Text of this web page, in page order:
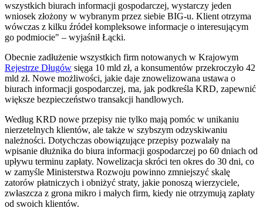
wszystkich biurach informacji gospodarczej, wystarczy jeden
wniosek złożony w wybranym przez siebie BIG-u. Klient otrzyma
wówczas z kilku źródeł kompleksowe informacje o interesującym
go podmiocie" – wyjaśnił Łącki.
Obecnie zadłużenie wszystkich firm notowanych w Krajowym
Rejestrze Długów sięga 10 mld zł, a konsumentów przekroczyło 42
mld zł. Nowe możliwości, jakie daje znowelizowana ustawa o
biurach informacji gospodarczej, ma, jak podkreśla KRD, zapewnić
większe bezpieczeństwo transakcji handlowych.
Według KRD nowe przepisy nie tylko mają pomóc w unikaniu
nierzetelnych klientów, ale także w szybszym odzyskiwaniu
należności. Dotychczas obowiązujące przepisy pozwalały na
wpisanie dłużnika do biura informacji gospodarczej po 60 dniach od
upływu terminu zapłaty. Nowelizacja skróci ten okres do 30 dni, co
w zamyśle Ministerstwa Rozwoju powinno zmniejszyć skalę
zatorów płatniczych i obniżyć straty, jakie ponoszą wierzyciele,
zwłaszcza z grona mikro i małych firm, kiedy nie otrzymują zapłaty
od swoich klientów.